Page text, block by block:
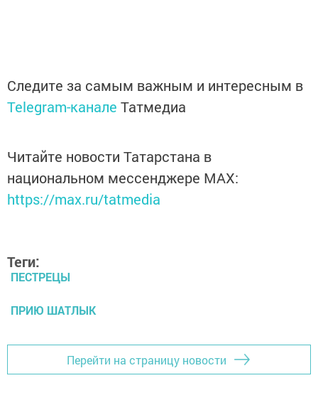
Следите за самым важным и интересным в
Telegram-канале Татмедиа
Читайте новости Татарстана в
национальном мессенджере MАХ:
https://max.ru/tatmedia
Теги:
ПЕСТРЕЦЫ
ПРИЮ ШАТЛЫК
Перейти на страницу новости